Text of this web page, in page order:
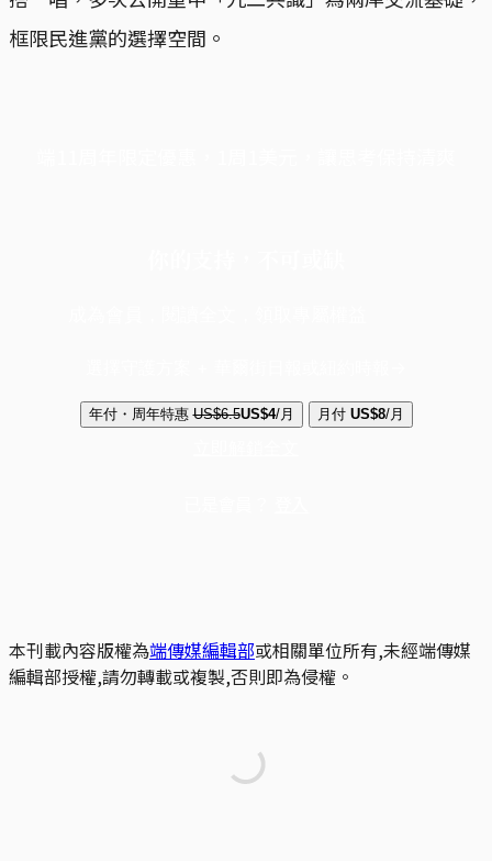
框限民進黨的選擇空間。
年付・周年特惠 US$6.5US$4/月 月付 US$8/月
本刊載內容版權為端傳媒編輯部或相關單位所有,未經端傳媒
編輯部授權,請勿轉載或複製,否則即為侵權。